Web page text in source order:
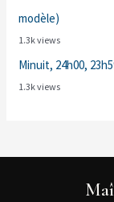
modèle)
1.3k views
Minuit, 24h00,
1.3k views